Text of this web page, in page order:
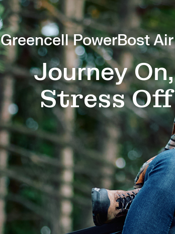
Greencell PowerBost Air
Journey On,
Stress Off